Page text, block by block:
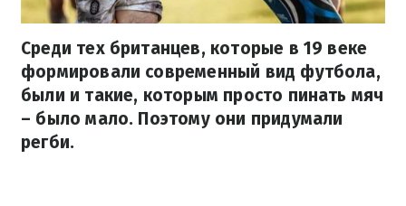
Среди тех британцев, которые в 19 веке
формировали современный вид футбола,
были и такие, которым просто пинать мяч
– было мало. Поэтому они придумали
регби.